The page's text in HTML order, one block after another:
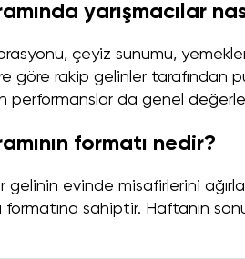
yarışmacılar
çeyiz sunumu,
göre rakip gelinler tarafından
performanslar da genel
formatı nedir?
gelinin evinde misafirlerini
formatına sahiptir. Haftanın